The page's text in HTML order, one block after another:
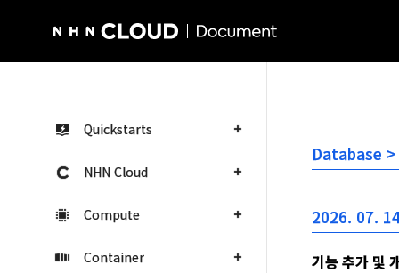
Quickstarts
NHN Cloud
Compute
Container
Database >
2026. 07.
기능 추가 및